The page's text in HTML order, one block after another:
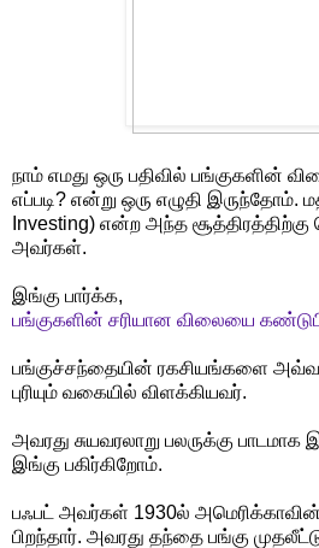
நாம் எமது ஒரு பதிவில் பங்குகளின்
எப்படி? என்று ஒரு எழுதி இருந்தோம்.
Investing) என்ற அந்த
அவர்கள்.
இங்கு பார்க்க,
பங்குகளின் சரியான விலையை
பங்குச்சந்தையின் ரகசியங்களை
புரியும் வகையில் விளக்கியவர்.
அவரது சுயவரலாறு பலருக்கு
இங்கு பகிர்கிறோம்.
பஃபட் அவர்கள் 1930ல்
பிறந்தார். அவரது தந்தை பங்கு